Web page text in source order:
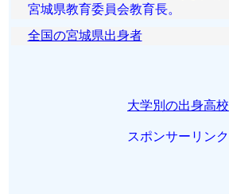
宮城県教育委員会教育長。
全国の宮城県出身者
大学別の出身高校
スポンサーリンク